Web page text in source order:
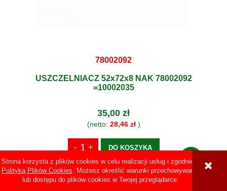
Strona korzysta z plików cookies w celu realizacji usług i zgodnie z
Polityką Plików Cookies. Możesz określić warunki przechowywania
lub dostępu do plików cookies w Twojej przeglądarce.
78002092
USZCZELNIACZ 52x72x8 NAK 78002092
=10002035
35,00 zł
(netto: 28,46 zł)
DO KOSZYKA